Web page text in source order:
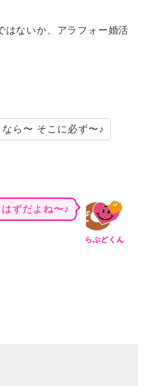
はないか、アラフォー婚活
ら〜 そこに必ず〜♪
らぶどくん
ずだよね〜♪